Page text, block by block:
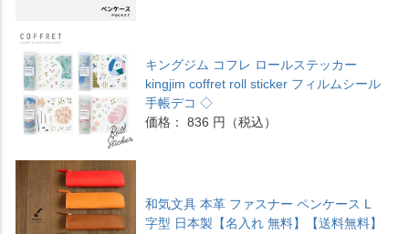
キングジム コフレ ロールステッカー
kingjim coffret roll sticker フィルムシール
手帳デコ ◇
価格： 836 円（税込）
和気文具 本革 ファスナー ペンケース L
字型 日本製【名入れ 無料】【送料無料】